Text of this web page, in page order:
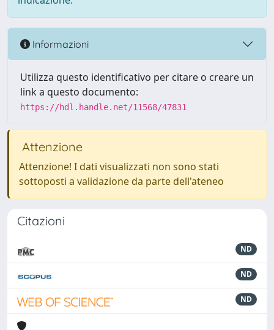
Informazioni
Utilizza questo identificativo per citare o creare un
link a questo documento:
https://hdl.handle.net/11568/47831
Attenzione
Attenzione! I dati visualizzati non sono stati
sottoposti a validazione da parte dell'ateneo
Citazioni
ND
ND
ND